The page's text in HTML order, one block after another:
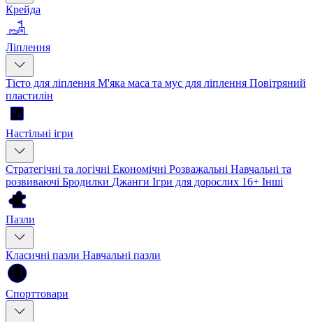
Крейда
Ліплення
Тісто для ліплення М'яка маса та мус для ліплення Повітряний
пластилін
Настільні ігри
Стратегічні та логічні Економічні Розважальні Навчальні та
розвиваючі Бродилки Джанги Ігри для дорослих 16+ Інші
Пазли
Класичні пазли Навчальні пазли
Спорттовари